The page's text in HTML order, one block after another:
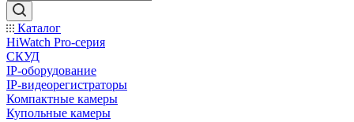
Каталог
HiWatch Pro-серия
CКУД
IP-оборудование
IP-видеорегистраторы
Компактные камеры
Купольные камеры